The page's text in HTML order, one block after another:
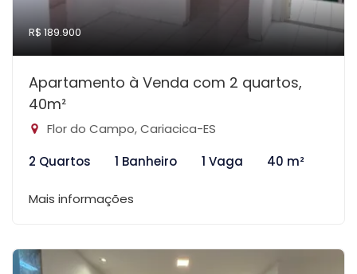
R$ 189.900
Apartamento à Venda com 2 quartos,
40m²
Flor do Campo, Cariacica-ES
2 Quartos
1 Banheiro 1 Vaga 40 m²
Mais informações